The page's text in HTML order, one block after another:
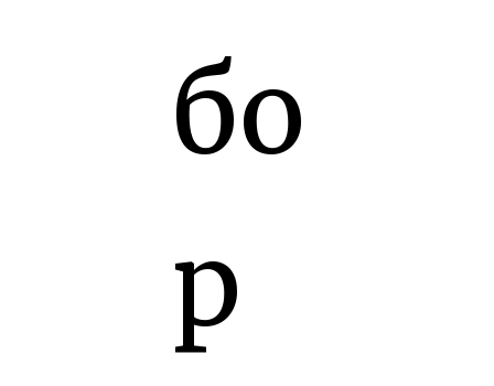
бо
р